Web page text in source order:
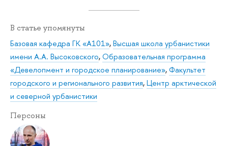
В статье упомянуты
Базовая кафедра ГК «А101»,Высшая школа урбанистики
имени А.А. Высоковского,Образовательная программа
«Девелопмент и городское планирование»,Факультет
городского и регионального развития,Центр арктической
и северной урбанистики
Персоны